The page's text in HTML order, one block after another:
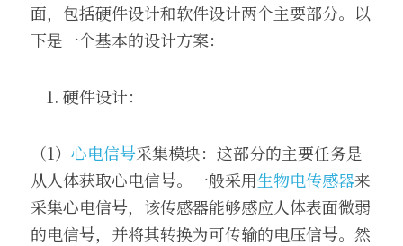
面，包括硬件设计和软件设计两个主要部分。以
下是一个基本的设计方案：
硬件设计：
（1） 心电信号采集模块：这部分的主要任务是
从人体获取心电信号。一般采用生物电传感器来
采集心电信号，该传感器能够感应人体表面微弱
的电信号，并将其转换为可传输的电压信号。然